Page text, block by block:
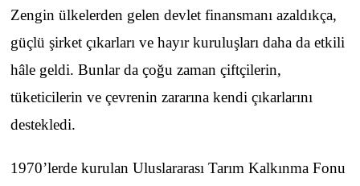
Zengin ülkelerden gelen devlet finansmanı azaldıkça,
güçlü şirket çıkarları ve hayır kuruluşları daha da etkili
hâle geldi. Bunlar da çoğu zaman çiftçilerin,
tüketicilerin ve çevrenin zararına kendi çıkarlarını
destekledi.
1970’lerde kurulan Uluslararası Tarım Kalkınma Fonu